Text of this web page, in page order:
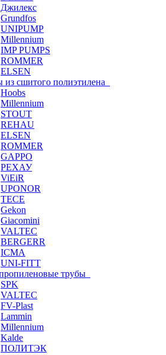
Джилекс
Grundfos
UNIPUMP
Millennium
IMP PUMPS
ROMMER
ELSEN
из сшитого полиэтилена
Hoobs
Millennium
STOUT
REHAU
ELSEN
ROMMER
GAPPO
РЕХАУ
ViEiR
UPONOR
TECE
Gekon
Giacomini
VALTEC
BERGERR
ICMA
UNI-FITT
трубы
SPK
VALTEC
FV-Plast
Lammin
Millennium
Kalde
ПОЛИТЭК